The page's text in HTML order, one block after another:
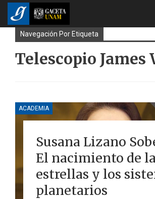
Navegación Por Etiqueta
Telescopio James
ACADEMIA
Susana Lizano
El nacimiento de
estrellas y los
planetarios